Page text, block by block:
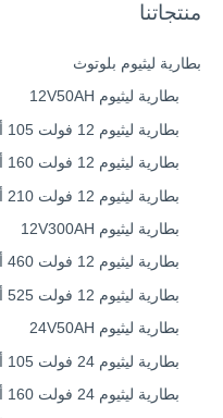
منتجاتنا
بطارية ليثيوم بلوتوث
بطارية ليثيوم 12V50AH
بطارية ليثيوم 12 فولت 105 أمبير/ساعة
بطارية ليثيوم 12 فولت 160 أمبير/ساعة
بطارية ليثيوم 12 فولت 210 أمبير/ساعة
بطارية ليثيوم 12V300AH
بطارية ليثيوم 12 فولت 460 أمبير/ساعة
بطارية ليثيوم 12 فولت 525 أمبير/ساعة
بطارية ليثيوم 24V50AH
بطارية ليثيوم 24 فولت 105 أمبير/ساعة
بطارية ليثيوم 24 فولت 160 أمبير/ساعة